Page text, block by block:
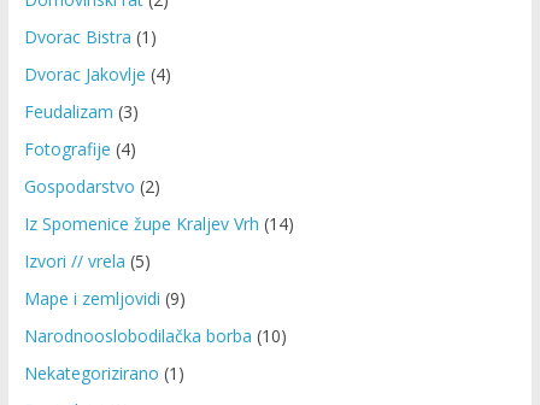
Dvorac Bistra (1)
Dvorac Jakovlje (4)
Feudalizam (3)
Fotografije (4)
Gospodarstvo (2)
Iz Spomenice župe Kraljev Vrh (14)
Izvori // vrela (5)
Mape i zemljovidi (9)
Narodnooslobodilačka borba (10)
Nekategorizirano (1)